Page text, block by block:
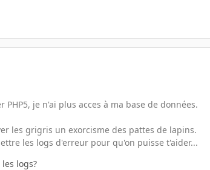
PHP5, je n'ai plus acces à ma base de données.
les grigris un exorcisme des pattes de lapins.
les logs d'erreur pour qu'on puisse t'aider...
logs?